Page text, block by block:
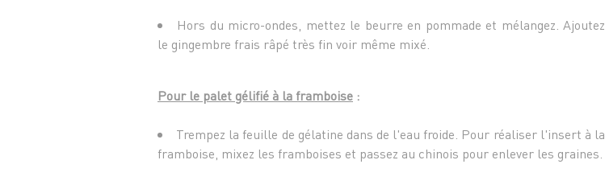
Hors du micro-ondes, mettez le beurre en pommade et mélangez. Ajoutez
le gingembre frais râpé très fin voir même mixé.
Pour le palet gélifié à la framboise :
Trempez la feuille de gélatine dans de l'eau froide. Pour réaliser l'insert à la
framboise, mixez les framboises et passez au chinois pour enlever les graines.